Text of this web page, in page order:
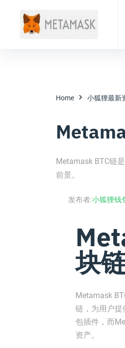
Home 小狐狸最新
Metamask BTC链
前景。
发布者:小狐狸钱
块
Metamask
链，为用户
包插件，而
资产。